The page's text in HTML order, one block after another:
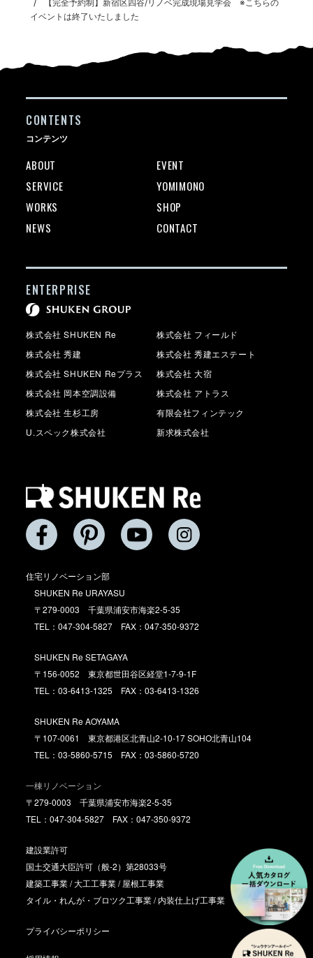
【完全予約制】新宿区四谷/リノベ完成現場見学会 ※こちらの
イベントは終了いたしました
住宅リノベーション部
SHUKEN Re URAYASU
〒279-0003 千葉県浦安市海楽2-5-35
TEL：047-304-5827 FAX：047-350-9372
SHUKEN Re SETAGAYA
〒156-0052 東京都世田谷区経堂1-7-9-1F
TEL：03-6413-1325 FAX：03-6413-1326
SHUKEN Re AOYAMA
〒107-0061 東京都港区北青山2-10-17 SOHO北青山104
TEL：03-5860-5715 FAX：03-5860-5720
一棟リノベーション
〒279-0003 千葉県浦安市海楽2-5-35
TEL：047-304-5827 FAX：047-350-9372
建設業許可
国土交通大臣許可（般-2）第28033号
建築工事業 / 大工工事業 / 屋根工事業
タイル・れんが・ブロツク工事業 / 内装仕上げ工事業
プライバシーポリシー
CONTENTS
コンテンツ
ABOUT
EVENT
SERVICE
YOMIMONO
WORKS
SHOP
NEWS
CONTACT
ENTERPRISE
株式会社 SHUKEN Re
株式会社 フィールド
株式会社 秀建
株式会社 秀建エステート
株式会社 SHUKEN Reプラス
株式会社 大宿
株式会社 岡本空調設備
株式会社 アトラス
株式会社 生杉工房
有限会社フィンテック
U.スペック株式会社
新求株式会社